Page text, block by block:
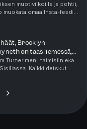
muotiviikoille ja pohtii,
muokata omaa Insta-feediä
traumat! Minicast
Brooklyn
on taas liemessä,
Turner meni naimisiin eka
Kaikki detskut
menut ja vieraslista.
e...